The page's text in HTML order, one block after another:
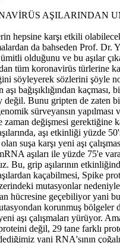
AŞILARINDAN
hepsine karşı etkili
da bahseden Prof. Dr.
olduğunu ve bu aşılar
tüm koronavirüs türlerine
söyleyerek sözlerini şöyle
bağışıklığından kaçması,
değil. Bunu gripten de zaten
sürveyansın yapılması
zaman değişmesi gerektiğine
aşı etkinliği yüzde
suşa karşı yeni aşı
aşıları ile yüzde 75'e
Bu, grip aşılarının
kaçabilmesi, Spike
mutasyonlar
hücresine geçebiliyor yani
korunmuş bölgeler
aşı çalışmaları yürüyor.
değil, 29 tane farklı
yani RNA'sının